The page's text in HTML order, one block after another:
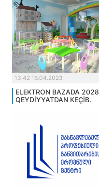
13:42 16.04.2023
ELEKTRON BAZADA
QEYDİYYATDAN KEÇİB.